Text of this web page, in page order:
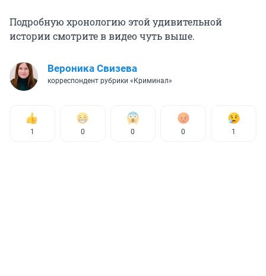
Подробную хронологию этой удивительной
истории смотрите в видео чуть выше.
Вероника Свизева
корреспондент рубрики «Криминал»
1 0 0 0 1